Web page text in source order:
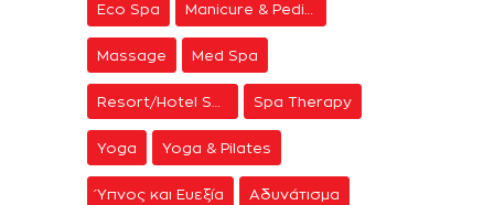
Eco Spa
Massage Med Spa
Spa Therapy
Yoga Yoga & Pilates
Ύπνος και Ευεξία Αδυνάτισμα